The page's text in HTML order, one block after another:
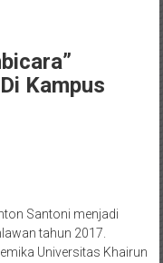
Kampus
Santoni menjadi
tahun 2017.
Universitas Khairun